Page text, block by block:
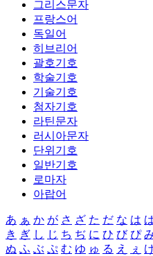
그리스문자
프랑스어
독일어
히브리어
괄호기호
학술기호
기술기호
첨자기호
라틴문자
러시아문자
단위기호
일반기호
로마자
아랍어
あ ぁ か が さ ざ た だ な は
き ぎ し じ ち ぢ に ひ び ぴ
ぬ ふ ぶ ぷ む ゆ ゅ る え ぇ